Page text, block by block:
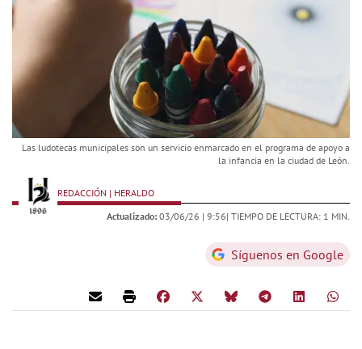
Las ludotecas municipales son un servicio enmarcado en el programa de apoyo a
la infancia en la ciudad de León.
REDACCIÓN | HERALDO
Actualizado: 03/06/26 | 9:56| TIEMPO DE LECTURA: 1 MIN.
Síguenos en Google